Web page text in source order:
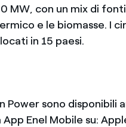
MW, con un mix di
e le biomasse. I
in 15 paesi.
sono disponibili
Enel Mobile su: